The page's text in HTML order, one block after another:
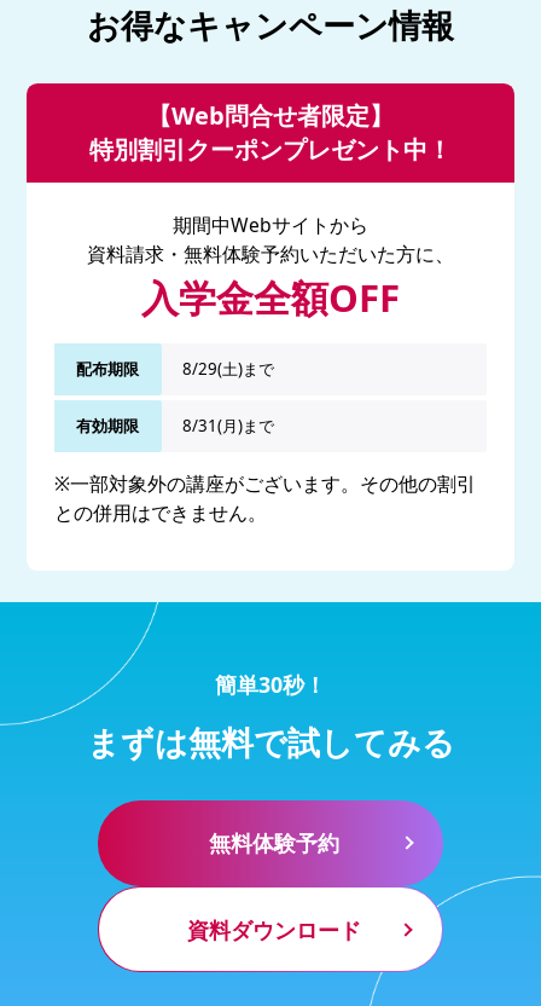
お得なキャンペーン情報
【Web問合せ者限定】
特別割引クーポンプレゼント中！
期間中Webサイトから
資料請求・無料体験予約いただいた方に、
入学金全額OFF
配布期限 8/29(土)まで
有効期限 8/31(月)まで
※一部対象外の講座がございます。その他の割引
との併用はできません。
簡単30秒！
まずは無料で試してみる
無料体験予約
資料ダウンロード